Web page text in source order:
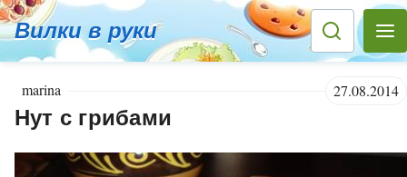
Вилки в руки
marina 27.08.2014
Нут с грибами